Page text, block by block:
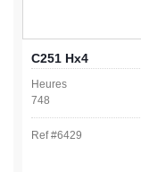
C251 Hx4
Heures
748
Ref #6429